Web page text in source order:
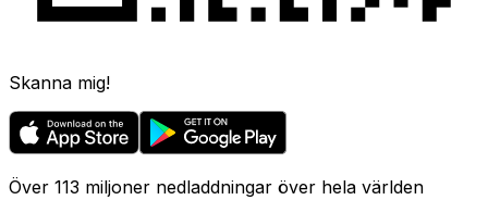
Skanna mig!
Över 113 miljoner nedladdningar över hela världen